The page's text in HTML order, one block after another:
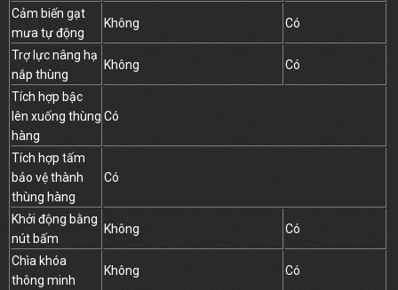
Cảm biến gạt
mưa tự động
Không Có
Trợ lực nâng hạ
nắp thùng
Không Có
Tích hợp bậc
lên xuống thùng
hàng
Có
Tích hợp tấm
bảo vệ thành
thùng hàng
Có
Khởi động bằng
nút bấm
Không Có
Chìa khóa
thông minh
Không Có